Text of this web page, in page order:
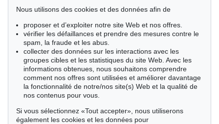
Livres pour enfants
Style de vie
Événements clés des sciences naturelles
Littérature mondiale
Littérature économique
Cimélie
Nous utilisons des cookies et des données afin de
proposer et d’exploiter notre site Web et nos offres.
vérifier les défaillances et prendre des mesures contre le
spam, la fraude et les abus.
collecter des données sur les interactions avec les
groupes cibles et les statistiques du site Web. Avec les
informations obtenues, nous souhaitons comprendre
comment nos offres sont utilisées et améliorer davantage
la fonctionnalité de notre/nos site(s) Web et la qualité de
nos contenus pour vous.
Si vous sélectionnez «Tout accepter», nous utiliserons
également les cookies et les données pour